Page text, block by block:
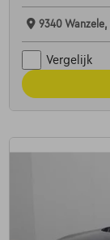
9340 Wanzele,
Vergelijk